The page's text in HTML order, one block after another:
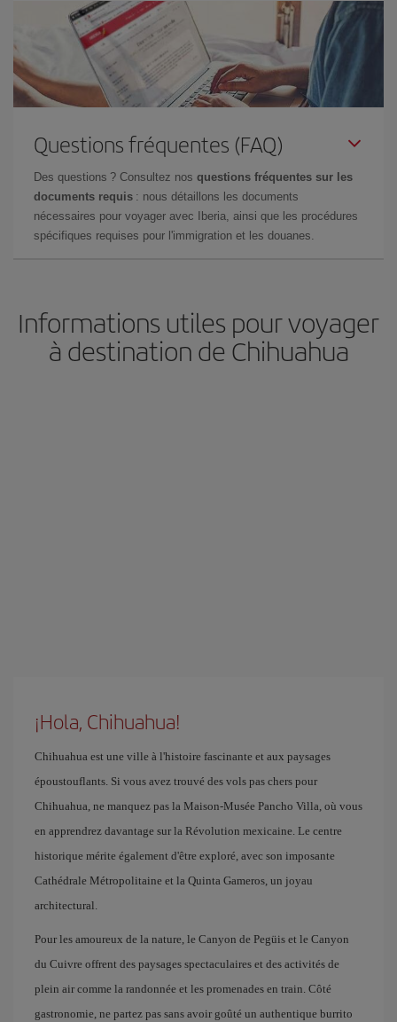
Questions fréquentes (FAQ)
Des questions ? Consultez nos questions fréquentes sur les
documents requis : nous détaillons les documents
nécessaires pour voyager avec Iberia, ainsi que les procédures
spécifiques requises pour l'immigration et les douanes.
Informations utiles pour voyager
à destination de Chihuahua
¡Hola, Chihuahua!
Chihuahua est une ville à l'histoire fascinante et aux paysages
époustouflants. Si vous avez trouvé des vols pas chers pour
Chihuahua, ne manquez pas la Maison-Musée Pancho Villa, où vous
en apprendrez davantage sur la Révolution mexicaine. Le centre
historique mérite également d'être exploré, avec son imposante
Cathédrale Métropolitaine et la Quinta Gameros, un joyau
architectural.
Pour les amoureux de la nature, le Canyon de Pegüis et le Canyon
du Cuivre offrent des paysages spectaculaires et des activités de
plein air comme la randonnée et les promenades en train. Côté
gastronomie, ne partez pas sans avoir goûté un authentique burrito